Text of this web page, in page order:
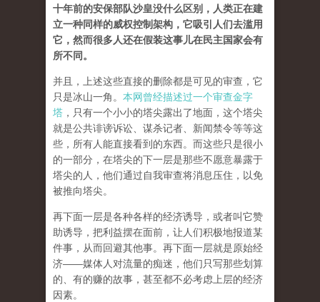
十年前的安保部队沙皇没什么区别，人类正在建
立一种同样的威权控制架构，它吸引人们去滥用
它，然而很多人还在假装这事儿在民主国家会有
所不同。
并且，上述这些直接的删除都是可见的审查，它
只是冰山一角。 本网曾经描述过一个审查金字
塔 ，只有一个小小的塔尖露出了地面，这个塔尖
就是公共诽谤诉讼、谋杀记者、新闻禁令等等这
些，所有人能直接看到的东西。而这些只是很小
的一部分，在塔尖的下一层是那些不愿意暴露于
塔尖的人，他们通过自我审查将消息压住，以免
被推向塔尖。
再下面一层是各种各样的经济诱导，或者叫它赞
助诱导，把利益摆在面前，让人们积极地报道某
件事，从而回避其他事。再下面一层就是原始经
济——媒体人对流量的痴迷，他们只写那些划算
的、有的赚的故事，甚至都不必考虑上层的经济
因素。